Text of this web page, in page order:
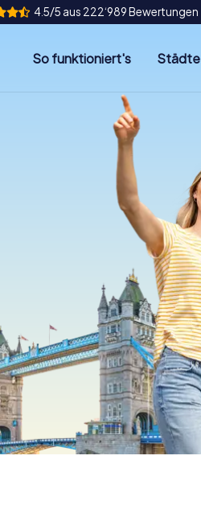
4.5/5 aus 222‘989 Bewertungen
So funktioniert's Städte